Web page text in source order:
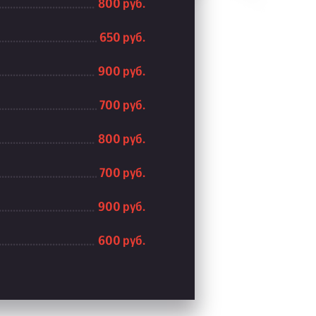
800 руб.
650 руб.
900 руб.
700 руб.
800 руб.
700 руб.
900 руб.
600 руб.